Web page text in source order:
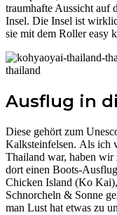
traumhafte Aussicht auf
Insel. Die Insel ist
sie mit dem Roller easy
Ausflug in
Diese gehört zum
Kalksteinfelsen. Als ich
Thailand war, haben
dort einen Boots-
Chicken Island (Ko
Schnorcheln & Sonne
man Lust hat etwas zu